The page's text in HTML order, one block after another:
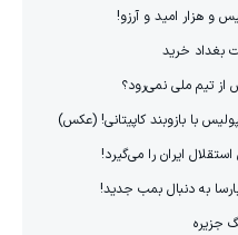
و هزار امید و آرزو!
بغداد خرید
از تیم ملی نمی‌رود؟
با بازوبند کاپیتانی! (عکس)
ایران را می‌گیرد!
به دنبال بمب جدید!